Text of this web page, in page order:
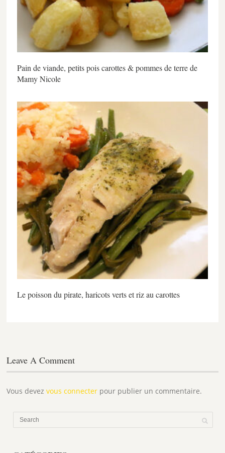
Pain de viande, petits pois carottes & pommes de terre de
Mamy Nicole
Le poisson du pirate, haricots verts et riz au carottes
Leave A Comment
Vous devezvous connecter pour publier un commentaire.